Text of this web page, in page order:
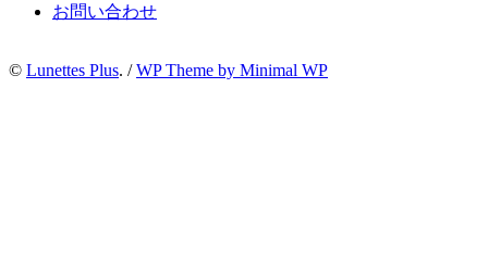
お問い合わせ
© Lunettes Plus. /WP Theme by Minimal WP